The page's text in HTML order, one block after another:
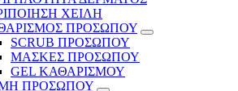
ΧΕΙΛΗ
ΠΡΟΣΩΠΟΥ
SCRUB ΠΡΟΣΩΠΟΥ
ΜΑΣΚΕΣ ΠΡΟΣΩΠΟΥ
GEL ΚΑΘΑΡΙΣΜΟΥ
ΠΡΟΣΩΠΟΥ